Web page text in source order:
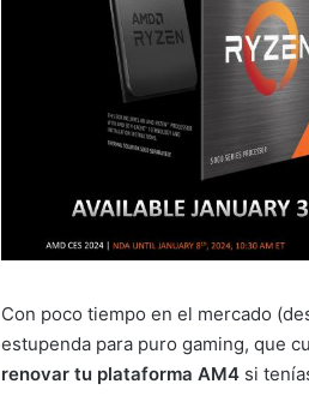
Con poco tiempo en el mercado
estupenda para puro gaming, que
renovar tu plataforma AM4 si